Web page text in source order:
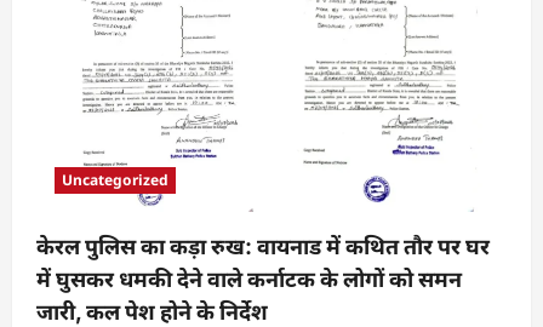
Uncategorized
केरल पुलिस का कड़ा रुख: वायनाड में कथित तौर पर घर
में घुसकर धमकी देने वाले कर्नाटक के लोगों को समन
जारी, कल पेश होने के निर्देश